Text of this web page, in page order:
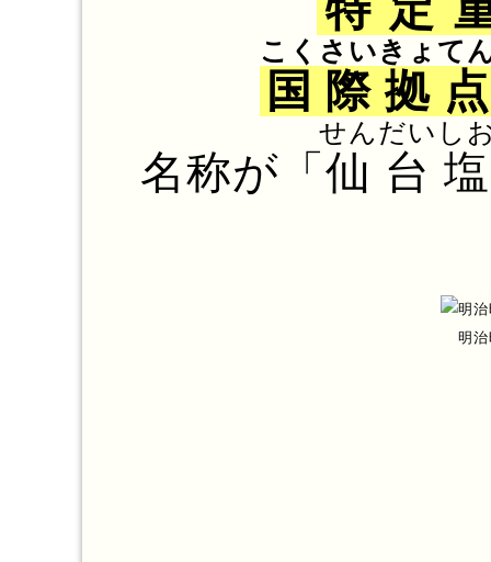
国際拠
こくさいきょて
名称が「仙台
せんだい し
明